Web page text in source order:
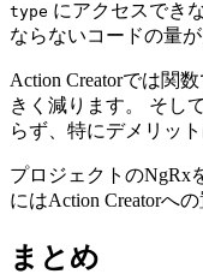
type にアクセスでき
ならないコードの量
Action Creatorでは関
きく減ります。 そし
らず、特にデメリット
プロジェクトのNgRx
にはAction Creatorへ
まとめ